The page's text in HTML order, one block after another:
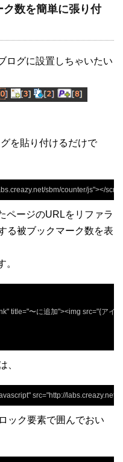
ク数を簡単に張り付
ログに設置しちゃいたい
を貼り付けるだけで
sbm/counter/js"></
ページのURLをリファラ
る被ブックマーク数を表
。
title="〜に追加"><img src="{ア
、
src="http://labs.creazy.net/
ック要素で囲んでおい